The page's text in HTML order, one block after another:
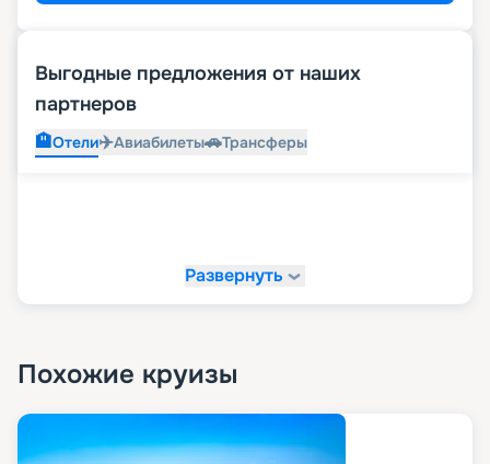
Выгодные предложения от наших
партнеров
🏨Отели✈️Авиабилеты🚗Трансферы
Развернуть
Похожие круизы